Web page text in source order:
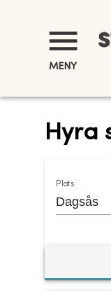
MENY
Hyra
Plats